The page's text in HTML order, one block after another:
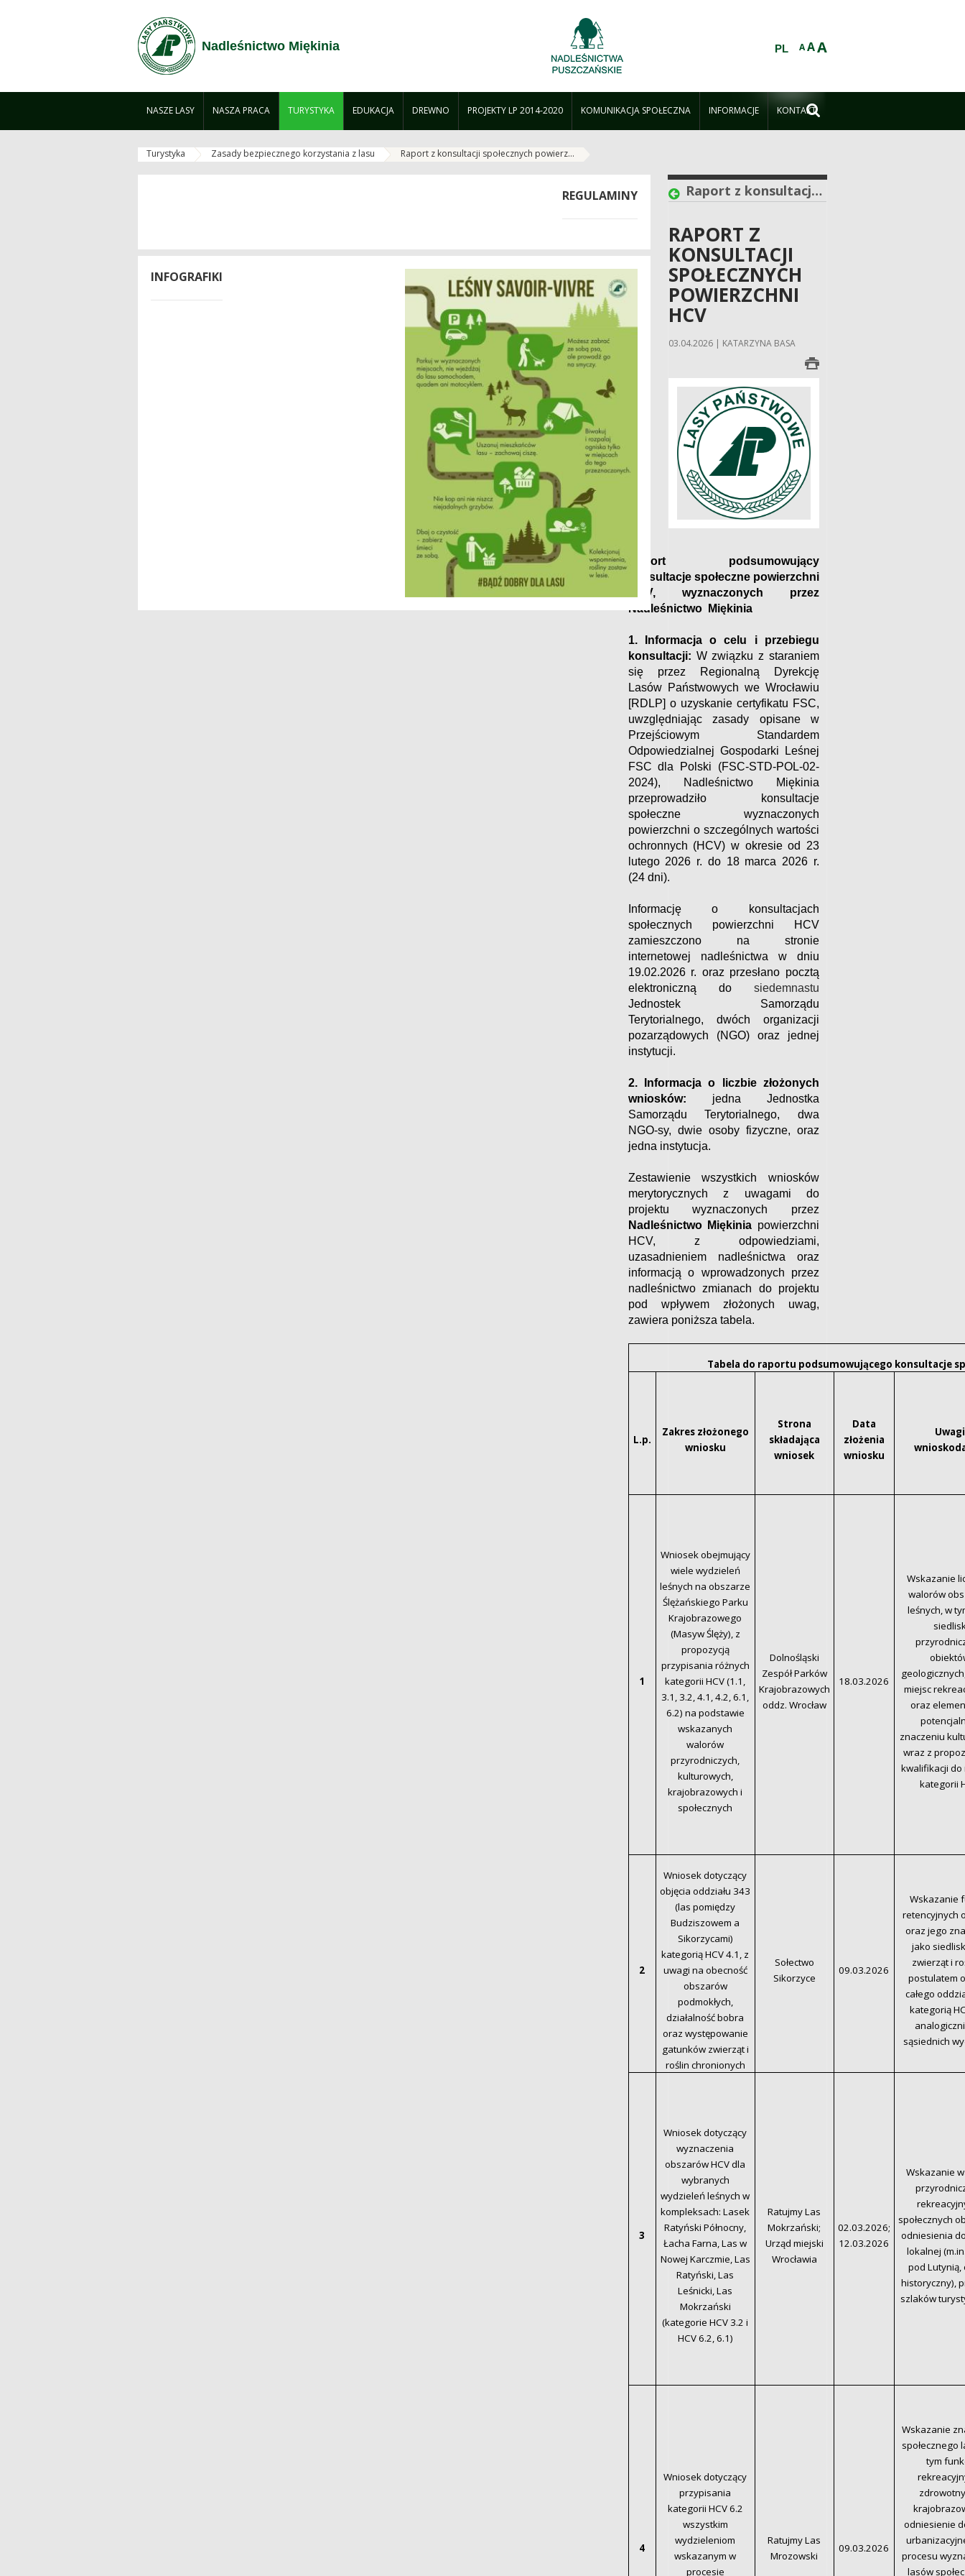
Nadleśnictwo Miękinia AAA
PL
NASZE LASY NASZA PRACA TURYSTYKA EDUKACJA DREWNO PROJEKTY LP 2014-2020 KOMUNIKACJA SPOŁECZNA INFORMACJE KONTAKT

Turystyka Zasady bezpiecznego korzystania z lasu Raport z konsultacji społecznych powierz...
REGULAMINY
INFOGRAFIKI
Raport z konsultacji społecznych powierzchni HCV
RAPORT Z
KONSULTACJI
SPOŁECZNYCH
POWIERZCHNI
HCV
03.04.2026 | KATARZYNA BASA
Raport podsumowujący
konsultacje społeczne powierzchni
HCV, wyznaczonych przez
Nadleśnictwo Miękinia
1. Informacja o celu i przebiegu
konsultacji: W związku z staraniem
się przez Regionalną Dyrekcję
Lasów Państwowych we Wrocławiu
[RDLP] o uzyskanie certyfikatu FSC,
uwzględniając zasady opisane w
Przejściowym Standardem
Odpowiedzialnej Gospodarki Leśnej
FSC dla Polski (FSC-STD-POL-02-
2024), Nadleśnictwo Miękinia
przeprowadziło konsultacje
społeczne wyznaczonych
powierzchni o szczególnych wartości
ochronnych (HCV) w okresie od 23
lutego 2026 r. do 18 marca 2026 r.
(24 dni).
Informację o konsultacjach
społecznych powierzchni HCV
zamieszczono na stronie
internetowej nadleśnictwa w dniu
19.02.2026 r. oraz przesłano pocztą
elektroniczną do siedemnastu
Jednostek Samorządu
Terytorialnego, dwóch organizacji
pozarządowych (NGO) oraz jednej
instytucji.
2. Informacja o liczbie złożonych
wniosków: jedna Jednostka
Samorządu Terytorialnego, dwa
NGO-sy, dwie osoby fizyczne, oraz
jedna instytucja.
Zestawienie wszystkich wniosków
merytorycznych z uwagami do
projektu wyznaczonych przez
Nadleśnictwo Miękinia powierzchni
HCV, z odpowiedziami,
uzasadnieniem nadleśnictwa oraz
informacją o wprowadzonych przez
nadleśnictwo zmianach do projektu
pod wpływem złożonych uwag,
zawiera poniższa tabela.
Tabela do raportu podsumowującego konsultacje
L.p.
Zakres złożonego
wniosku
Strona
składająca
wniosek
Data
złożenia
wniosku
Uwagi
1
Wniosek obejmujący
wiele wydzieleń
leśnych na obszarze
Ślężańskiego Parku
Krajobrazowego
(Masyw Ślęży), z
propozycją
przypisania różnych
kategorii HCV (1.1,
3.1, 3.2, 4.1, 4.2, 6.1,
6.2) na podstawie
wskazanych
walorów
przyrodniczych,
kulturowych,
krajobrazowych i
społecznych
Dolnośląski
Zespół Parków
Krajobrazowych
oddz. Wrocław
18.03.2026
Wskazanie
walorów
leśnych, w
miejsc
oraz
znaczeniu
wraz z
kwalifikacji do
kategorii
2
Wniosek dotyczący
objęcia oddziału 343
(las pomiędzy
Budziszowem a
Sikorzycami)
kategorią HCV 4.1, z
uwagi na obecność
obszarów
podmokłych,
działalność bobra
oraz występowanie
gatunków zwierząt i
roślin chronionych
Sołectwo
Sikorzyce
09.03.2026
Wskazanie
retencyjnych
oraz jego
jako
zwierząt i
postulatem
całego
kategorią
sąsiednich
3
Wniosek dotyczący
wyznaczenia
obszarów HCV dla
wybranych
wydzieleń leśnych w
kompleksach: Lasek
Ratyński Północny,
Łacha Farna, Las w
Nowej Karczmie, Las
Ratyński, Las
Leśnicki, Las
Mokrzański
(kategorie HCV 3.2 i
HCV 6.2, 6.1)
Ratujmy Las
Mokrzański;
Urząd miejski
Wrocławia
02.03.2026;
12.03.2026
Wskazanie
społecznych
odniesienia
lokalnej
pod Lutynią,
historyczny),
szlaków
4
Wniosek dotyczący
przypisania
kategorii HCV 6.2
wszystkim
wydzieleniom
wskazanym w
procesie
Ratujmy Las
Mrozowski
09.03.2026
Wskazanie
społecznego
tym
odniesienie
procesu
lasów